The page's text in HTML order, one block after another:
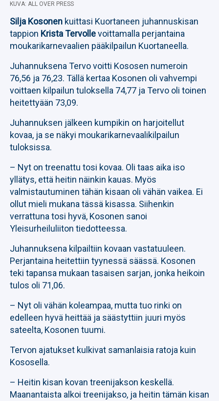
KUVA: ALL OVER PRESS
Silja Kosonen kuittasi Kuortaneen juhannuskisan
tappion Krista Tervollevoittamalla perjantaina
moukarikarnevaalien pääkilpailun Kuortaneella.
Juhannuksena Tervo voitti Kososen numeroin
76,56 ja 76,23. Tällä kertaa Kosonen oli vahvempi
voittaen kilpailun tuloksella 74,77 ja Tervo oli toinen
heitettyään 73,09.
Juhannuksen jälkeen kumpikin on harjoitellut
kovaa, ja se näkyi moukarikarnevaalikilpailun
tuloksissa.
– Nyt on treenattu tosi kovaa. Oli taas aika iso
yllätys, että heitin näinkin kauas. Myös
valmistautuminen tähän kisaan oli vähän vaikea. Ei
ollut mieli mukana tässä kisassa. Siihenkin
verrattuna tosi hyvä, Kosonen sanoi
Yleisurheiluliiton tiedotteessa.
Juhannuksena kilpailtiin kovaan vastatuuleen.
Perjantaina heitettiin tyynessä säässä. Kosonen
teki tapansa mukaan tasaisen sarjan, jonka heikoin
tulos oli 71,06.
– Nyt oli vähän koleampaa, mutta tuo rinki on
edelleen hyvä heittää ja säästyttiin juuri myös
sateelta, Kosonen tuumi.
Tervon ajatukset kulkivat samanlaisia ratoja kuin
Kososella.
– Heitin kisan kovan treenijakson keskellä.
Maanantaista alkoi treenijakso, ja heitin tämän kisan